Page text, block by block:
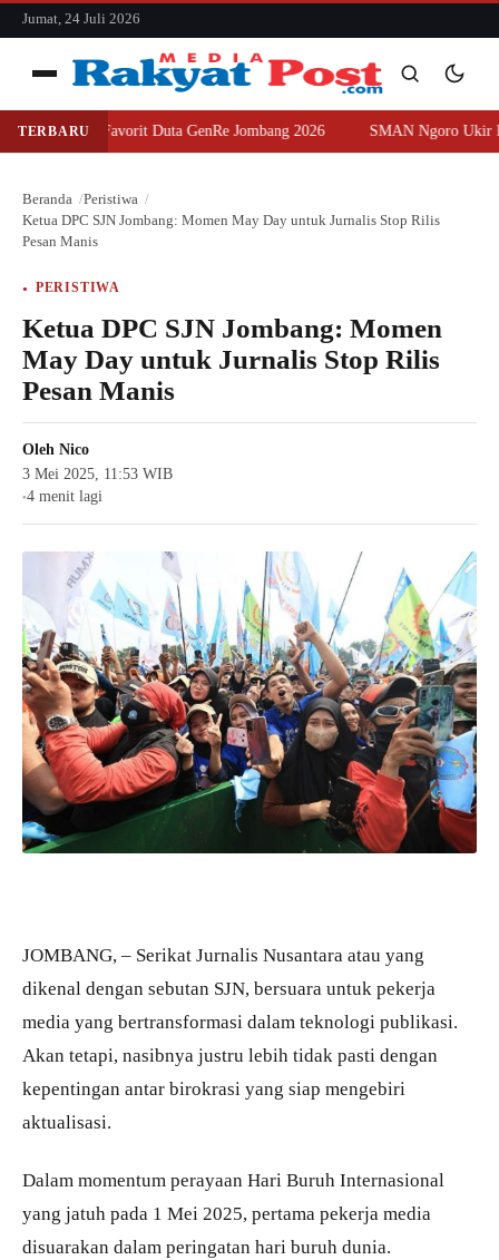
konten
Jumat, 24 Juli 2026
Menu
Cari
Cari
TERBARU
Favorit Duta GenRe Jombang 2026 SMAN Ngoro Ukir Prestasi,
Beranda
Peristiwa
Ketua DPC SJN Jombang: Momen May Day untuk Jurnalis Stop Rilis
Pesan Manis
PERISTIWA
Ketua DPC SJN Jombang: Momen
May Day untuk Jurnalis Stop Rilis
Pesan Manis
Oleh Nico
3 Mei 2025, 11:53 WIB
●4 menit lagi
JOMBANG, – Serikat Jurnalis Nusantara atau yang
dikenal dengan sebutan SJN, bersuara untuk pekerja
media yang bertransformasi dalam teknologi publikasi.
Akan tetapi, nasibnya justru lebih tidak pasti dengan
kepentingan antar birokrasi yang siap mengebiri
aktualisasi.
Dalam momentum perayaan Hari Buruh Internasional
yang jatuh pada 1 Mei 2025, pertama pekerja media
disuarakan dalam peringatan hari buruh dunia.